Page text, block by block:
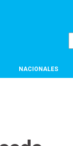
NACIONALES